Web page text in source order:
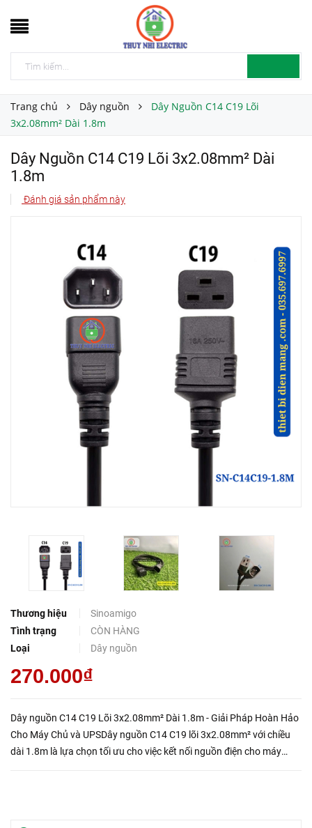
Trang chủ Dây nguồn
Dây Nguồn C14 C19 Lõi
3x2.08mm² Dài 1.8m
Dây Nguồn C14 C19 Lõi 3x2.08mm² Dài
1.8m
Đánh giá sản phẩm này
Thương hiệu
Sinoamigo
Tình trạng
CÒN HÀNG
Loại
Dây nguồn
270.000₫
Dây nguồn C14 C19 Lõi 3x2.08mm² Dài 1.8m - Giải Pháp Hoàn Hảo
Cho Máy Chủ và UPSDây nguồn C14 C19 lõi 3x2.08mm² với chiều
dài 1.8m là lựa chọn tối ưu cho việc kết nối nguồn điện cho máy